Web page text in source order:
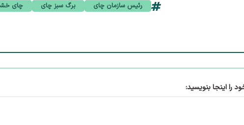
رئیس سازمان چای برگ سبز چای چای
را اینجا بنویسید: